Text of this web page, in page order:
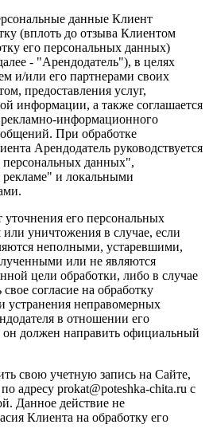
данные Клиент
(вплоть до отзыва Клиентом
его персональных данных)
- "Арендодатель"), в целях
и/или его партнерами своих
предоставления услуг,
информации, а также соглашается
информационного
При обработке
Арендодатель руководствуется
данных",
и локальными
его персональных
уничтожения в случае, если
неполными, устаревшими,
или не являются
цели обработки, либо в случае
согласие на обработку
устранения неправомерных
в отношении его
должен направить официальный
свою учетную запись на Сайте,
адресу prokat@poteshka-chita.ru с
Данное действие не
Клиента на обработку его